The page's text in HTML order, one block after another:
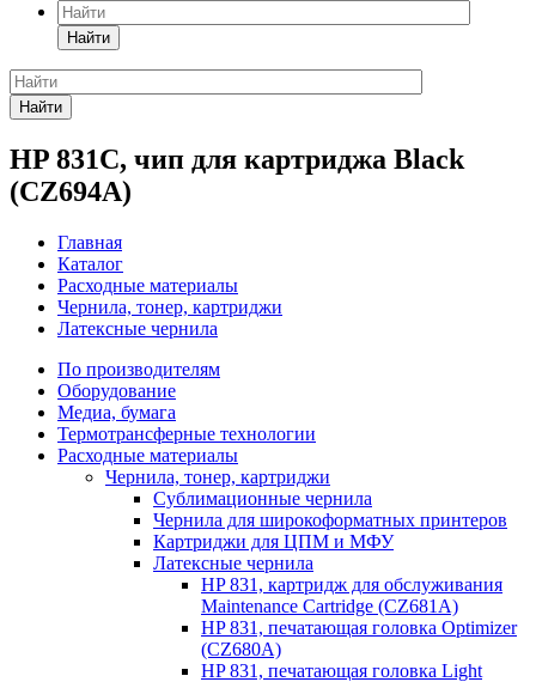
Найти
Найти
HP 831C, чип для картриджа Black
(CZ694A)
Главная
Каталог
Расходные материалы
Чернила, тонер, картриджи
Латексные чернила
По производителям
Оборудование
Медиа, бумага
Термотрансферные технологии
Расходные материалы
Чернила, тонер, картриджи
Сублимационные чернила
Чернила для широкоформатных принтеров
Картриджи для ЦПМ и МФУ
Латексные чернила
HP 831, картридж для обслуживания
Maintenance Cartridge (CZ681A)
HP 831, печатающая головка Optimizer
(CZ680A)
HP 831, печатающая головка Light